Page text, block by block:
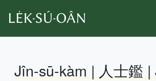
Jîn-sū-kàm | 人士鑑 |